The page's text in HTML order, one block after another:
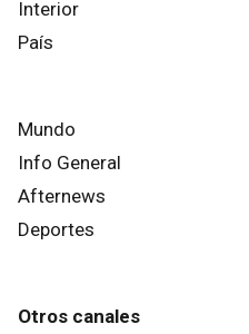
Interior
País
Mundo
Info General
Afternews
Deportes
Otros canales